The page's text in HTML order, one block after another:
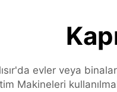
evler veya
Makineleri